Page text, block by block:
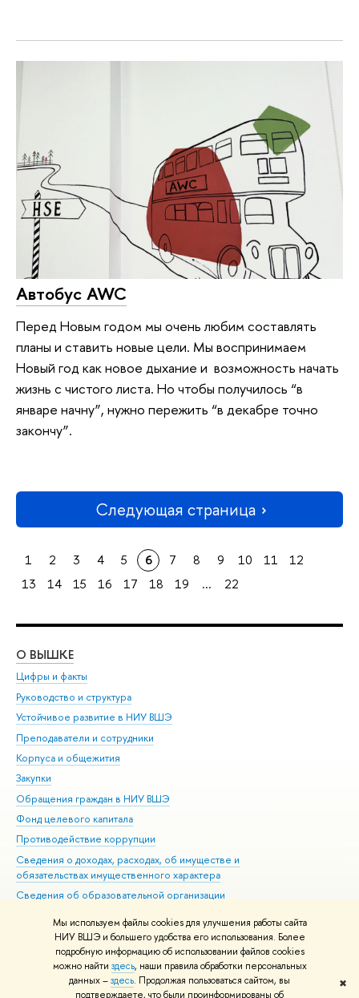
Мы используем файлы cookies для улучшения работы сайта
НИУ ВШЭ и большего удобства его использования. Более
подробную информацию об использовании файлов cookies
можно найти здесь, наши правила обработки персональных
данных –здесь. Продолжая пользоваться сайтом, вы
подтверждаете, что были проинформированы об
✖
Автобус AWC
Перед Новым годом мы очень любим составлять
планы и ставить новые цели. Мы воспринимаем
Новый год как новое дыхание и возможность начать
жизнь с чистого листа. Но чтобы получилось “в
январе начну”, нужно пережить “в декабре точно
закончу”.
Следующая страница
1 2 3 4 5 6 7 8 9 10 11
12
13
14 15 16 17 18 19 ... 22
О ВЫШКЕ
Цифры и факты
Руководство и структура
Устойчивое развитие в НИУ ВШЭ
Преподаватели и сотрудники
Корпуса и общежития
Закупки
Обращения граждан в НИУ ВШЭ
Фонд целевого капитала
Противодействие коррупции
Сведения о доходах, расходах, об имуществе и
обязательствах имущественного характера
Сведения об образовательной организации
Людям с ограниченными возможностями здоровья
Единая платежная страница
Работа в Вышке